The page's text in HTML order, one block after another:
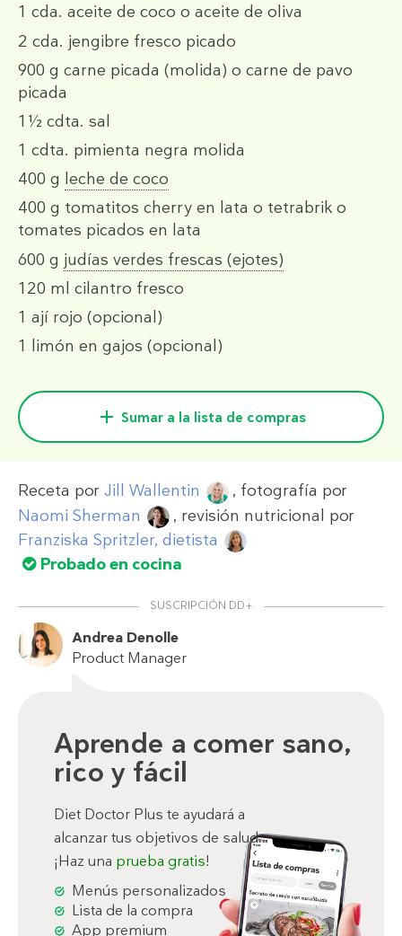
1 cda. aceite de coco o aceite de oliva
2 cda. jengibre fresco picado
900 g carne picada (molida) o carne de pavo
picada
1½ cdta. sal
1 cdta. pimienta negra molida
400 g leche de coco
400 g tomatitos cherry en lata o tetrabrik o
tomates picados en lata
600 g judías verdes frescas (ejotes)
120 ml cilantro fresco
1 ají rojo (opcional)
1 limón en gajos (opcional)
Sumar a la lista de compras
Receta por Jill Wallentin
, fotografía por
Naomi Sherman
, revisión nutricional por
Franziska Spritzler, dietista
Probado en cocina
SUSCRIPCIÓN DD+
Andrea Denolle
Product Manager
Aprende a comer sano,
rico y fácil
Diet Doctor Plus te ayudará a
alcanzar tus objetivos de salud.
¡Haz una prueba gratis!
Menús personalizados
Lista de la compra
App premium